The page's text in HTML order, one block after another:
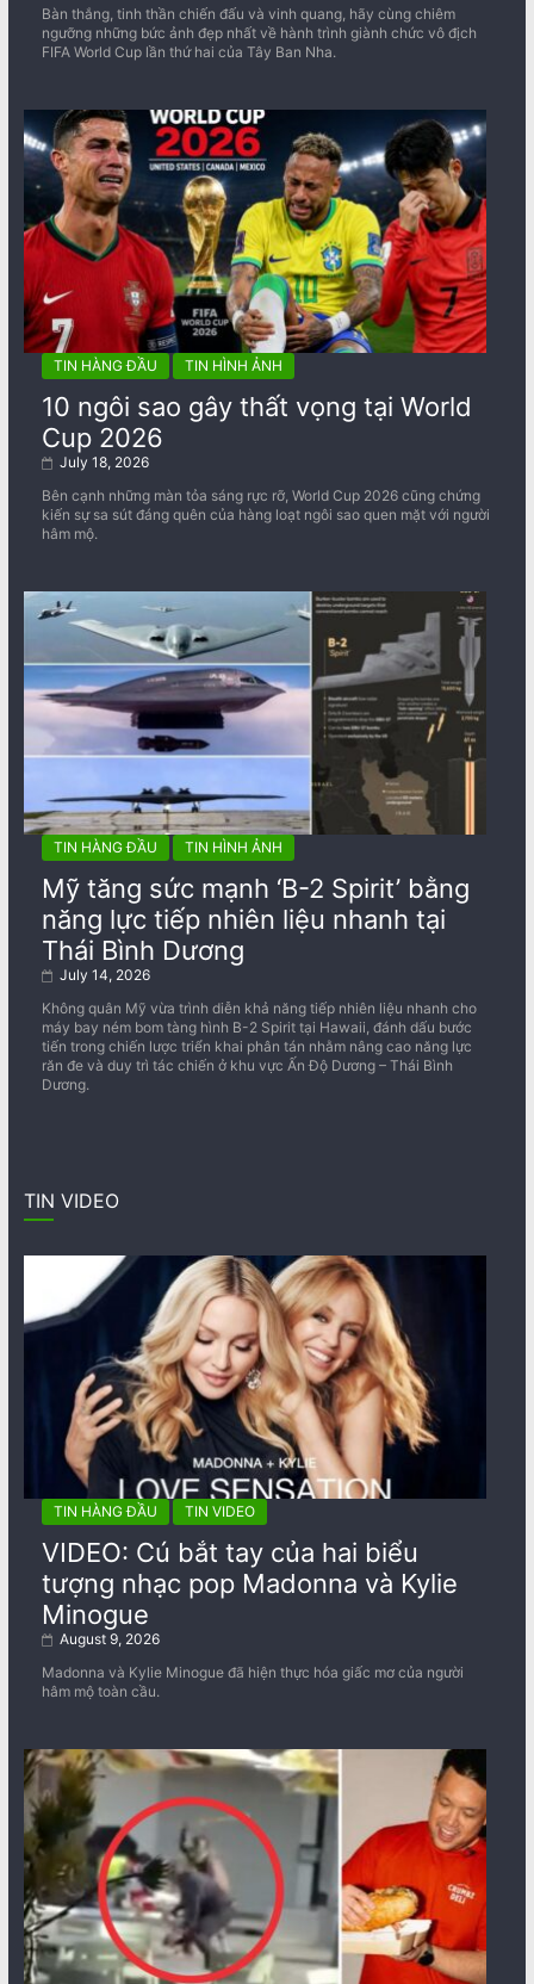
Bàn thắng, tinh thần chiến đấu và vinh quang, hãy cùng chiêm
ngưỡng những bức ảnh đẹp nhất về ​​hành trình giành chức vô địch
FIFA World Cup lần thứ hai của Tây Ban Nha.
TIN HÀNG ĐẦU TIN HÌNH ẢNH
10 ngôi sao gây thất vọng tại World
Cup 2026
July 18, 2026
Bên cạnh những màn tỏa sáng rực rỡ, World Cup 2026 cũng chứng
kiến sự sa sút đáng quên của hàng loạt ngôi sao quen mặt với người
hâm mộ.
TIN HÀNG ĐẦU TIN HÌNH ẢNH
Mỹ tăng sức mạnh ‘B-2 Spirit’ bằng
năng lực tiếp nhiên liệu nhanh tại
Thái Bình Dương
July 14, 2026
Không quân Mỹ vừa trình diễn khả năng tiếp nhiên liệu nhanh cho
máy bay ném bom tàng hình B-2 Spirit tại Hawaii, đánh dấu bước
tiến trong chiến lược triển khai phân tán nhằm nâng cao năng lực
răn đe và duy trì tác chiến ở khu vực Ấn Độ Dương – Thái Bình
Dương.
TIN VIDEO
TIN HÀNG ĐẦU TIN VIDEO
VIDEO: Cú bắt tay của hai biểu
tượng nhạc pop Madonna và Kylie
Minogue
August 9, 2026
Madonna và Kylie Minogue đã hiện thực hóa giấc mơ của người
hâm mộ toàn cầu.